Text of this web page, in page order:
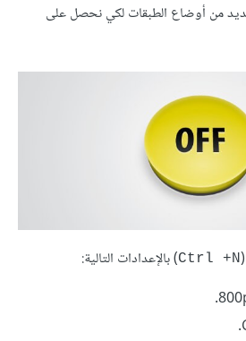
من أوضاع الطبقات لكي نحصل على
Ctrl +N) بالإعدادات التالية: